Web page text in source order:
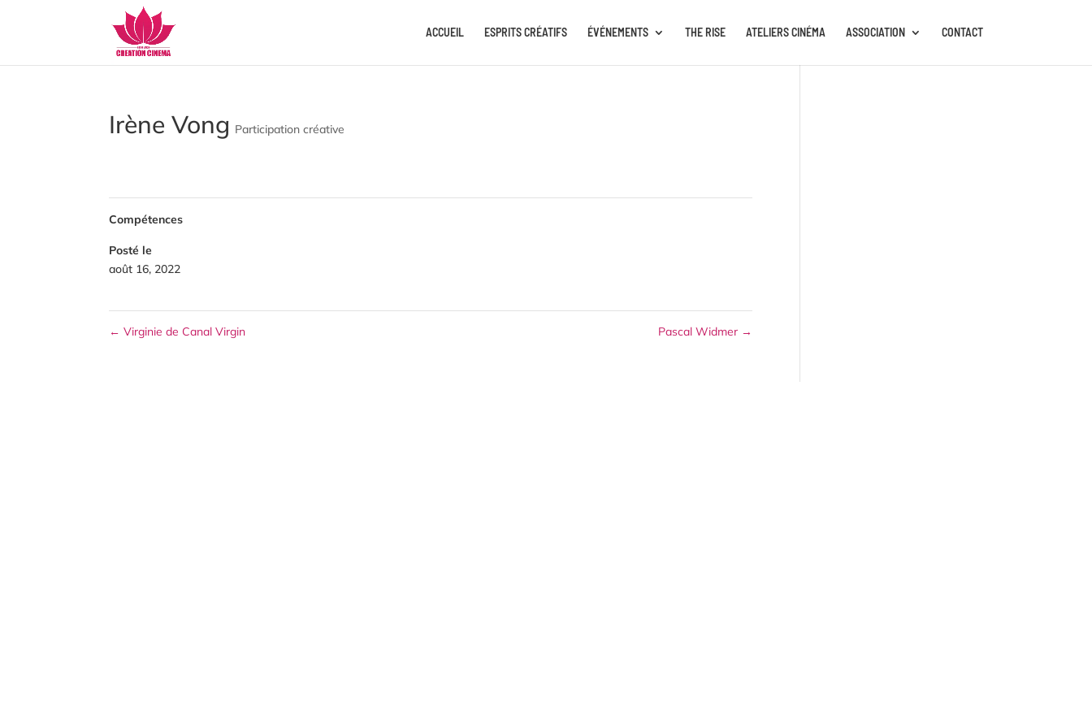
ACCUEIL ESPRITS CRÉATIFS ÉVÉNEMENTS THE RISE ATELIERS CINÉMA ASSOCIATION CONTACT
Irène Vong Participation créative
Compétences
Posté le
août 16, 2022
← Virginie de Canal Virgin Pascal Widmer →